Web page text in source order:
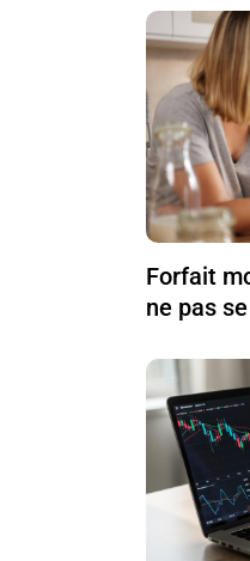
Forfait
ne pas